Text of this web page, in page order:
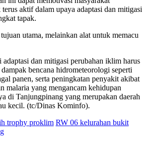
aktif dalam upaya adaptasi dan mitigasi
tapak.
utama, melainkan alat untuk memacu
adaptasi dan mitigasi perubahan iklim harus
bencana hidrometeorologi seperti
panen, serta peningkatan penyakit akibat
malaria yang mengancam kehidupan
di Tanjungpinang yang merupakan daerah
kecil. (tc/Dinas Kominfo).
trophy proklim RW 06 kelurahan bukit